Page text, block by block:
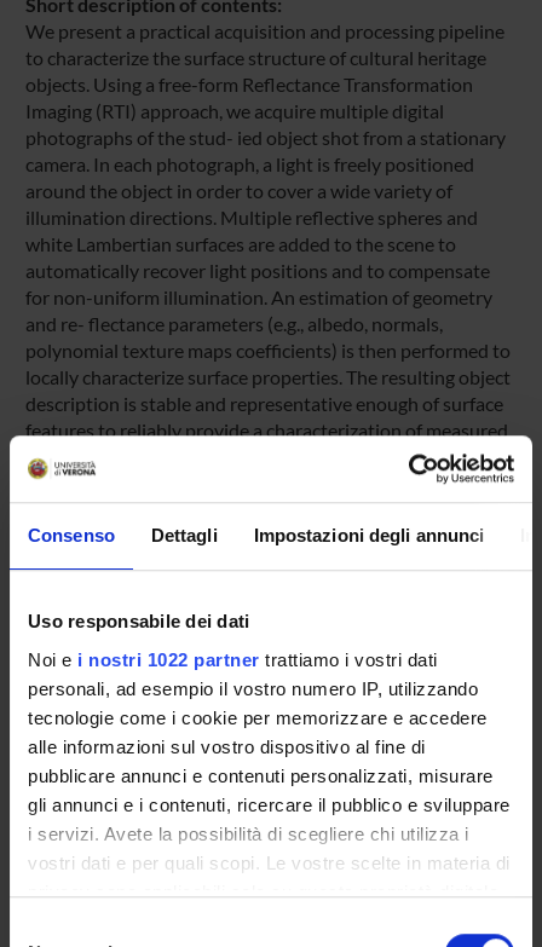
Consenso Dettagli Impostazioni degli annunci
Uso responsabile dei dati
Noi e i nostri 1022 partner trattiamo i vostri dati
personali, ad esempio il vostro numero IP, utilizzando
tecnologie come i cookie per memorizzare e accedere
alle informazioni sul vostro dispositivo al fine di
pubblicare annunci e contenuti personalizzati, misurare
gli annunci e i contenuti, ricercare il pubblico e sviluppare
i servizi. Avete la possibilità di scegliere chi utilizza i
vostri dati e per quali scopi. Le vostre scelte in materia di
privacy sono applicabili solo su questa proprietà digitale
We present a practical acquisition and processing pipeline
to characterize the surface structure of cultural heritage
objects. Using a free-form Reflectance Transformation
Imaging (RTI) approach, we acquire multiple digital
photographs of the stud- ied object shot from a stationary
camera. In each photograph, a light is freely positioned
around the object in order to cover a wide variety of
illumination directions. Multiple reflective spheres and
white Lambertian surfaces are added to the scene to
automatically recover light positions and to compensate
for non-uniform illumination. An estimation of geometry
and re- flectance parameters (e.g., albedo, normals,
polynomial texture maps coefficients) is then performed to
locally characterize surface properties. The resulting object
description is stable and representative enough of surface
features to reliably provide a characterization of measured
surfaces. We validate our approach by comparing RTI-
acquired data with data acquired with a high-resolution
microprofilometer.
https://diglib.eg.org/handle/10.2312/gch20161396
Product ID:
Handle IRIS:
11562/949893
Last Modified:
November 15, 2022
Bibliographic citation:
Ciortan, IRINA-MIHAELA; Pintus, Ruggero;Marchioro,
Giacomo;Daffara, Claudia;Giachetti, Andrea; Gobbetti,
Enrico,A Practical Reflectance Transformation Imaging
Pipeline for Surface Characterization in Cultural Heritage